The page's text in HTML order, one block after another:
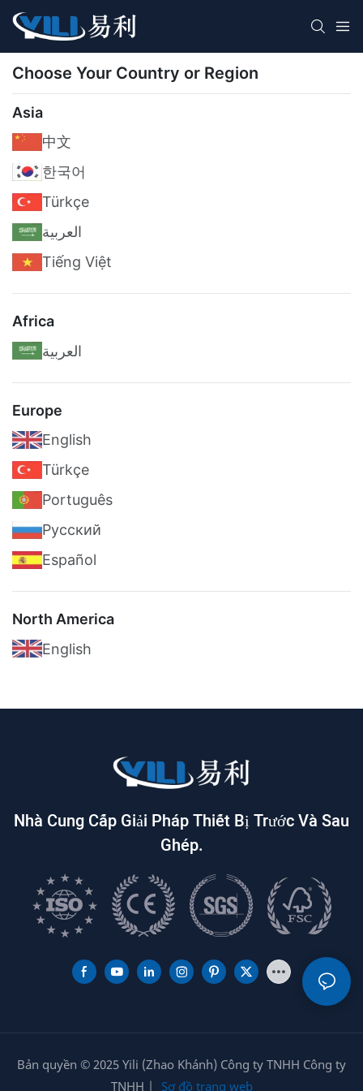
Choose Your Country or Region
Asia
中文
한국어
Türkçe
العربية
Tiếng Việt
Africa
العربية
Europe
English
Türkçe
Português
Pусский
Español
North America
English
Nhà Cung Cấp Giải Pháp Thiết Bị Trước Và Sau
Ghép.
Bản quyền © 2025 Yili (Zhao Khánh) Công ty TNHH Công ty
TNHH |
Sơ đồ trang web